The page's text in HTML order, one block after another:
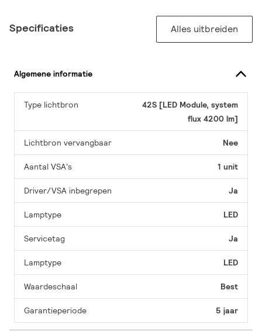
Specificaties Alles uitbreiden
Algemene informatie
Type lichtbron
42S [LED Module, system
flux 4200 lm]
Lichtbron vervangbaar Nee
Aantal VSA's 1 unit
Driver/VSA inbegrepen Ja
Lamptype LED
Servicetag Ja
Lamptype LED
Waardeschaal Best
Garantieperiode 5 jaar